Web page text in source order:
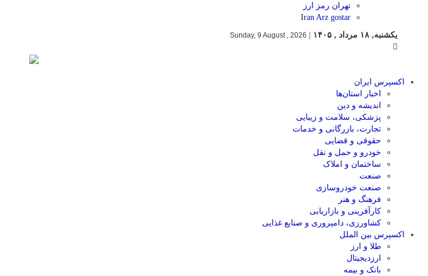
تهران رمز ارز
Iran Arz gostar
یکشنبه, ۱۸ مرداد , ۱۴۰۵
Sunday, 9 August , 2026
اکسپرس ایران
اخبار استان‌ها
اندیشه و دین
پزشکی، سلامت و زیبایی
تجارت، بازرگانی و خدمات
حقوقی و قضایی
خودرو و حمل و نقل
ساختمان و املاک
صنعت
صنعت خودروسازی
فرهنگ و هنر
کارآفرینی و بازاریابی
کشاورزی، دامپروری و صنایع غذایی
اکسپرس بین الملل
طلا و ارز
ارزدیجیتال
بانک و بیمه